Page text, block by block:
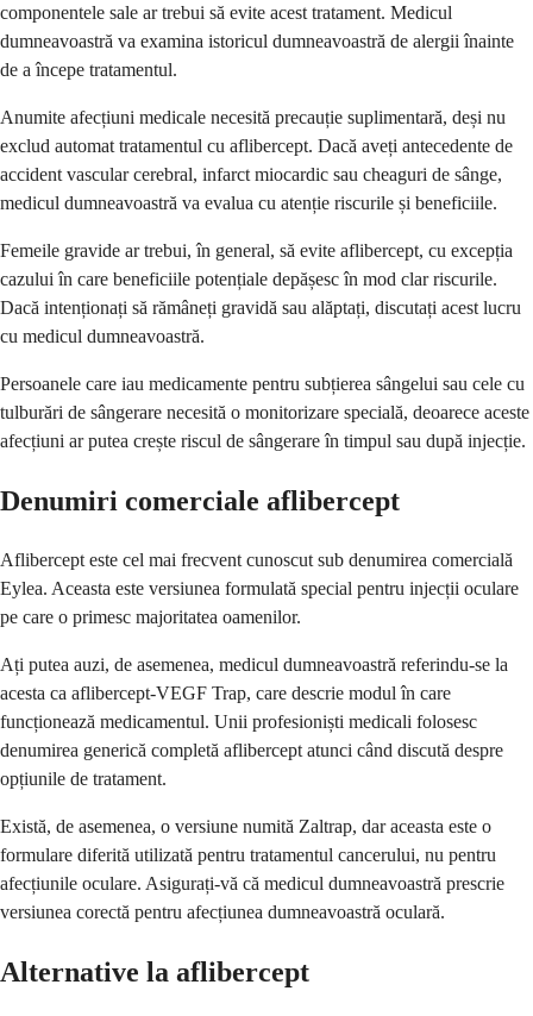
componentele sale ar trebui să evite acest tratament. Medicul
dumneavoastră va examina istoricul dumneavoastră de alergii înainte
de a începe tratamentul.
Anumite afecțiuni medicale necesită precauție suplimentară, deși nu
exclud automat tratamentul cu aflibercept. Dacă aveți antecedente de
accident vascular cerebral, infarct miocardic sau cheaguri de sânge,
medicul dumneavoastră va evalua cu atenție riscurile și beneficiile.
Femeile gravide ar trebui, în general, să evite aflibercept, cu excepția
cazului în care beneficiile potențiale depășesc în mod clar riscurile.
Dacă intenționați să rămâneți gravidă sau alăptați, discutați acest lucru
cu medicul dumneavoastră.
Persoanele care iau medicamente pentru subțierea sângelui sau cele cu
tulburări de sângerare necesită o monitorizare specială, deoarece aceste
afecțiuni ar putea crește riscul de sângerare în timpul sau după injecție.
Denumiri comerciale aflibercept
Aflibercept este cel mai frecvent cunoscut sub denumirea comercială
Eylea. Aceasta este versiunea formulată special pentru injecții oculare
pe care o primesc majoritatea oamenilor.
Ați putea auzi, de asemenea, medicul dumneavoastră referindu-se la
acesta ca aflibercept-VEGF Trap, care descrie modul în care
funcționează medicamentul. Unii profesioniști medicali folosesc
denumirea generică completă aflibercept atunci când discută despre
opțiunile de tratament.
Există, de asemenea, o versiune numită Zaltrap, dar aceasta este o
formulare diferită utilizată pentru tratamentul cancerului, nu pentru
afecțiunile oculare. Asigurați-vă că medicul dumneavoastră prescrie
versiunea corectă pentru afecțiunea dumneavoastră oculară.
Alternative la aflibercept